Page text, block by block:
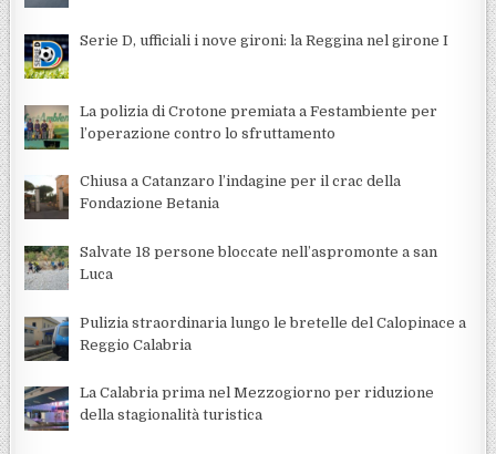
Serie D, ufficiali i nove gironi: la Reggina nel girone I
La polizia di Crotone premiata a Festambiente per
l’operazione contro lo sfruttamento
Chiusa a Catanzaro l’indagine per il crac della
Fondazione Betania
Salvate 18 persone bloccate nell’aspromonte a san
Luca
Pulizia straordinaria lungo le bretelle del Calopinace a
Reggio Calabria
La Calabria prima nel Mezzogiorno per riduzione
della stagionalità turistica